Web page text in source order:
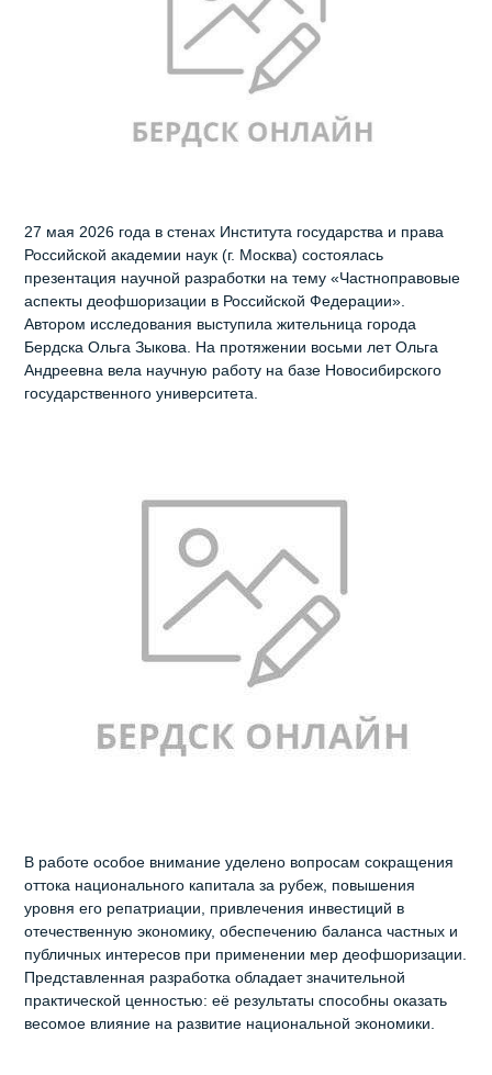
27 мая 2026 года в стенах Института государства и права
Российской академии наук (г. Москва) состоялась
презентация научной разработки на тему «Частноправовые
аспекты деофшоризации в Российской Федерации».
Автором исследования выступила жительница города
Бердска Ольга Зыкова. На протяжении восьми лет Ольга
Андреевна вела научную работу на базе Новосибирского
государственного университета.
В работе особое внимание уделено вопросам сокращения
оттока национального капитала за рубеж, повышения
уровня его репатриации, привлечения инвестиций в
отечественную экономику, обеспечению баланса частных и
публичных интересов при применении мер деофшоризации.
Представленная разработка обладает значительной
практической ценностью: её результаты способны оказать
весомое влияние на развитие национальной экономики.